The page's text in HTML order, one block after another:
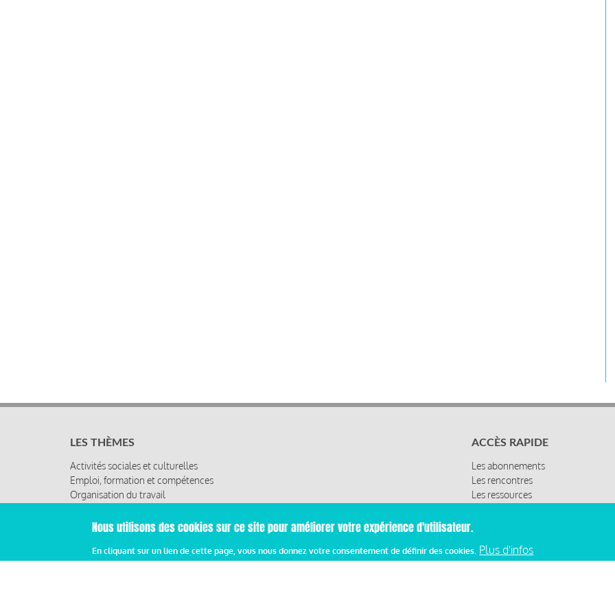
LES THÈMES
Activités sociales et culturelles
Emploi, formation et compétences
Organisation du travail
Relations sociales
Santé au travail
ACCÈS RAPIDE
Les abonnements
Les rencontres
Les ressources
Nous utilisons des cookies sur ce site pour améliorer votre expérience d'utilisateur.
En cliquant sur un lien de cette page, vous nous donnez votre consentement de définir des cookies. Plus d'infos